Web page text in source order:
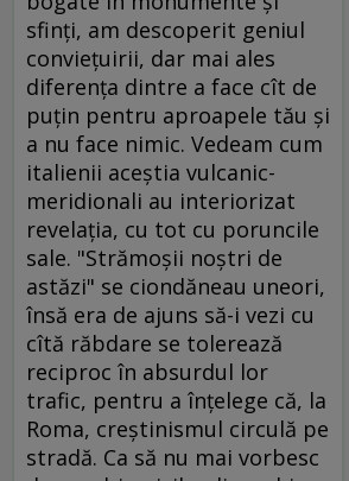
sfinţi, am descoperit geniul
convieţuirii, dar mai ales
diferenţa dintre a face cît de
puţin pentru aproapele tău şi
a nu face nimic. Vedeam cum
italienii aceştia vulcanic-
meridionali au interiorizat
revelaţia, cu tot cu poruncile
sale. "Strămoşii noştri de
astăzi" se ciondăneau uneori,
însă era de ajuns să-i vezi cu
cîtă răbdare se tolerează
reciproc în absurdul lor
trafic, pentru a înţelege că, la
Roma, creştinismul circulă pe
stradă. Ca să nu mai vorbesc